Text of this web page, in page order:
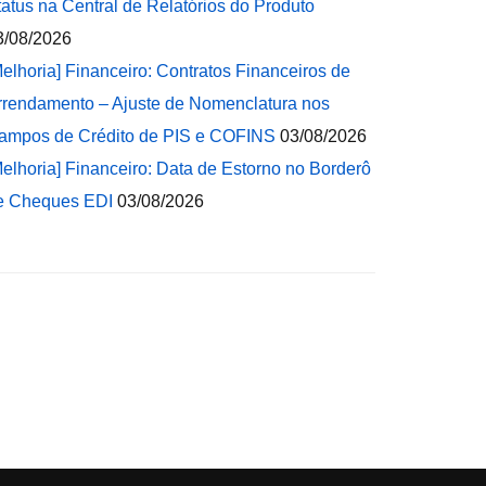
na Central de Relatórios do Produto
08/2026
Financeiro: Contratos Financeiros de
– Ajuste de Nomenclatura nos
de Crédito de PIS e COFINS 03/08/2026
Financeiro: Data de Estorno no Borderô
Cheques EDI 03/08/2026